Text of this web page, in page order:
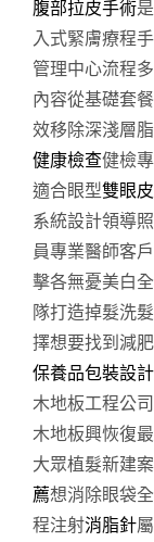
腹部拉皮手術
入式緊膚療程
管理中心流程
內容從基礎套
效移除深淺層
健康檢查健檢
適合眼型雙眼
系統設計領導
員專業醫師客
擊各無憂美白
隊打造掉髮洗
擇想要找到減
保養品包裝設計
木地板工程公司
木地板興恢復
大眾植髮新建
薦想消除眼袋
程注射消脂針